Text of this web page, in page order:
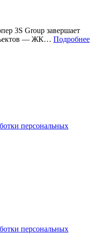
3S Grouр завершает
— ЖК… Подробнее
персональных
персональных